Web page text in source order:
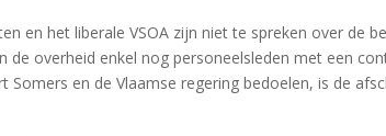
en het liberale VSOA zijn niet te spreken over de
de overheid enkel nog personeelsleden met een
Somers en de Vlaamse regering bedoelen, is de